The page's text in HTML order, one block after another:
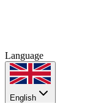
Language
English